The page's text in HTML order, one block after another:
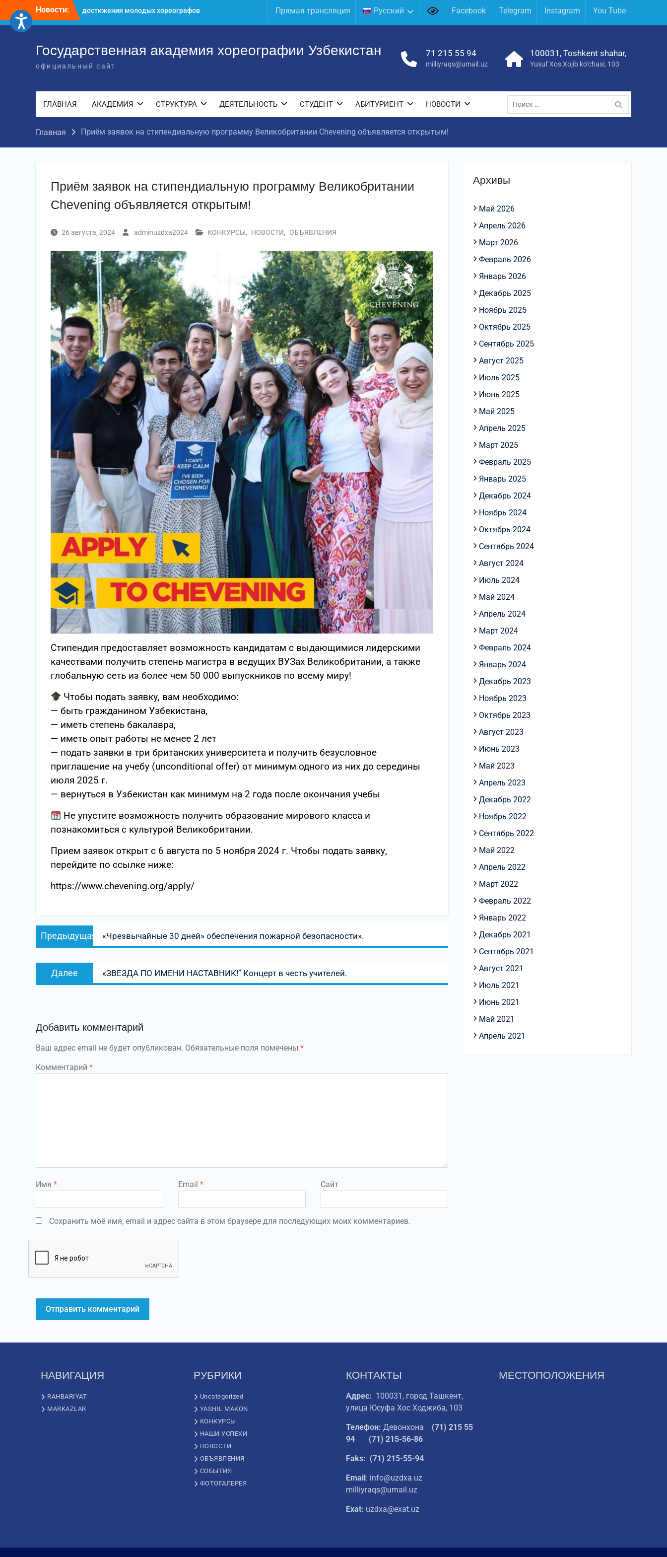
содержимому
Новости:
Международное научное пространство!
достижения молодых хореографов
Прямая трансляция Русский Facebook Telegram Instagram You Tube
Государственная академия хореографии Узбекистан
официальный сайт
71 215 55 94
milliyraqs@umail.uz
100031, Toshkent shahar,
Yusuf Xos Xojib ko‘chasi, 103
ГЛАВНАЯ АКАДЕМИЯ СТРУКТУРА ДЕЯТЕЛЬНОСТЬ СТУДЕНТ АБИТУРИЕНТ НОВОСТИ
Поиск
по:
Главная Приём заявок на стипендиальную программу Великобритании Chevening объявляется открытым!
Приём заявок на стипендиальную программу Великобритании
Chevening объявляется открытым!
26 августа, 2024 adminuzdxa2024 КОНКУРСЫ, НОВОСТИ, ОБЪЯВЛЕНИЯ
Стипендия предоставляет возможность кандидатам с выдающимися лидерскими
качествами получить степень магистра в ведущих ВУЗах Великобритании, а также
глобальную сеть из более чем 50 000 выпускников по всему миру!
Чтобы подать заявку, вам необходимо:
— быть гражданином Узбекистана,
— иметь степень бакалавра,
— иметь опыт работы не менее 2 лет
— подать заявки в три британских университета и получить безусловное
приглашение на учебу (unconditional offer) от минимум одного из них до середины
июля 2025 г.
— вернуться в Узбекистан как минимум на 2 года после окончания учебы
Не упустите возможность получить образование мирового класса и
познакомиться с культурой Великобритании.
Прием заявок открыт с 6 августа по 5 ноября 2024 г. Чтобы подать заявку,
перейдите по ссылке ниже:
https://www.chevening.org/apply/
Навигация
по
Предыдущая
запись:
«Чрезвычайные 30 дней» обеспечения пожарной безопасности».
Далее
запись:
«ЗВЕЗДА ПО ИМЕНИ НАСТАВНИК!” Концерт в честь учителей.
Добавить комментарий
Ваш адрес email не будет опубликован. Обязательные поля помечены *
Комментарий *
Имя * Email * Сайт
Сохранить моё имя, email и адрес сайта в этом браузере для последующих моих комментариев.
Архивы
Май 2026
Апрель 2026
Март 2026
Февраль 2026
Январь 2026
Декабрь 2025
Ноябрь 2025
Октябрь 2025
Сентябрь 2025
Август 2025
Июль 2025
Июнь 2025
Май 2025
Апрель 2025
Март 2025
Февраль 2025
Январь 2025
Декабрь 2024
Ноябрь 2024
Октябрь 2024
Сентябрь 2024
Август 2024
Июль 2024
Май 2024
Апрель 2024
Март 2024
Февраль 2024
Январь 2024
Декабрь 2023
Ноябрь 2023
Октябрь 2023
Август 2023
Июнь 2023
Май 2023
Апрель 2023
Декабрь 2022
Ноябрь 2022
Сентябрь 2022
Май 2022
Апрель 2022
Март 2022
Февраль 2022
Январь 2022
Декабрь 2021
Сентябрь 2021
Август 2021
Июль 2021
Июнь 2021
Май 2021
Апрель 2021
НАВИГАЦИЯ
RAHBARIYAT
MARKAZLAR
РУБРИКИ
Uncategorized
YASHIL MAKON
КОНКУРСЫ
НАШИ УСПЕХИ
НОВОСТИ
ОБЪЯВЛЕНИЯ
СОБЫТИЯ
ФОТОГАЛЕРЕЯ
КОНТАКТЫ
Адрес: 100031, город Ташкент,
улица Юсуфа Хос Ходжиба, 103
Телефон: Девонхона (71) 215 55
94
(71) 215-56-86
Faks: (71) 215-55-94
Email: info@uzdxa.uz
milliyraqs@umail.uz
Exat: uzdxa@exat.uz
МЕСТОПОЛОЖЕНИЯ